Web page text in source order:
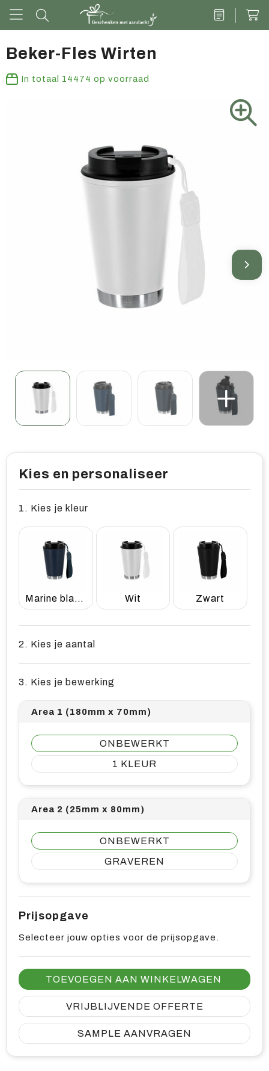
Vrije tijd & outdoor
Overige relatiegeschenken
Beker-Fles Wirten
In totaal 14474 op voorraad
Kies en personaliseer
1. Kies je kleur
Marine blauw Wit Zwart
2. Kies je aantal
3. Kies je bewerking
Area 1 (180mm x 70mm)
ONBEWERKT
1
Area 2 (25mm x 80mm)
ONBEWERKT
GRAVEREN
Prijsopgave
Selecteer jouw opties voor de prijsopgave.
TOEVOEGEN AAN WINKELWAGEN
VRIJBLIJVENDE OFFERTE
SAMPLE AANVRAGEN